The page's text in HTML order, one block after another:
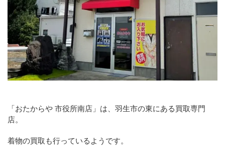
「おたからや 市役所南店」は、羽生市の東にある買取専門
店。
着物の買取も行っているようです。